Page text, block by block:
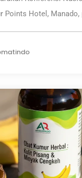
Points Hotel, Manado,